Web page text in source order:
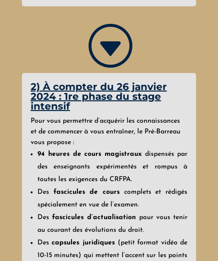
G
2) À compter du 26 janvier
2024 : 1re phase du stage
intensif
Pour vous permettre d’acquérir les connaissances
et de commencer à vous entraîner, le Pré-Barreau
vous propose :
94 heures de cours magistrauxdispensés par
des enseignants expérimentés et rompus à
toutes les exigences du CRFPA.
Des fascicules de cours complets et rédigés
spécialement en vue de l’examen.
Desfascicules d’actualisation pour vous tenir
au courant des évolutions du droit.
Descapsules juridiques(petit format vidéo de
10-15 minutes) qui mettent l’accent sur les points